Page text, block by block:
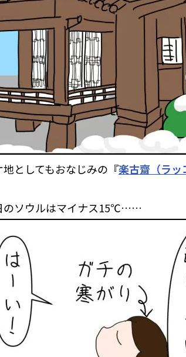
としてもおなじみの『楽古齋（ラッ
のソウルはマイナス15℃……